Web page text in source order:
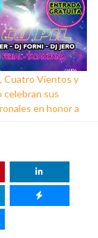
Cuatro Vientos y
celebran sus
en honor a